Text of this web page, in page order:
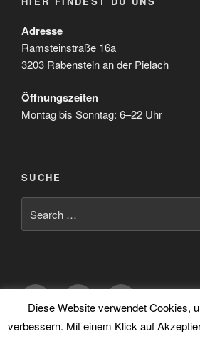
Adresse
Ramsteinstraße 16a
3203 Rabenstein an der Pielach
Öffnungszeiten
Montag bis Sonntag: 6–22 Uhr
SUCHE
for:
FacebookInstagramE-
Mail
Proudly
Diese Website verwendet Cookies,
verbessern. Mit einem Klick auf